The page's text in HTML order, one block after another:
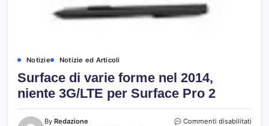
Notizie Notizie ed Articoli
Surface di varie forme nel 2014,
niente 3G/LTE per Surface Pro 2
By Redazione
Commenti disabilitati